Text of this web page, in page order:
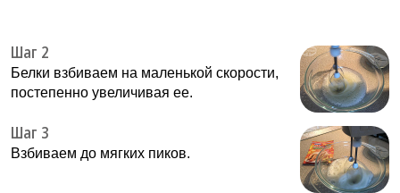
Шаг 2
Белки взбиваем на маленькой скорости,
постепенно увеличивая ее.
Шаг 3
Взбиваем до мягких пиков.